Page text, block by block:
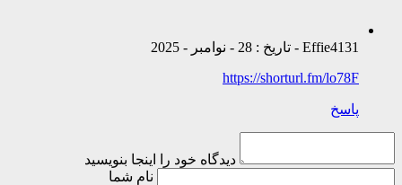
Effie4131 - تاریخ : 28 - نوامبر - 2025
https://shorturl.fm/lo78F
پاسخ
دیدگاه خود را اینجا بنویسید
نام شما